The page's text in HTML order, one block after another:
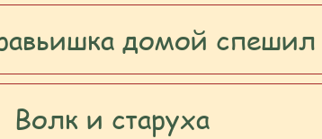
домой спешил
Волк и старуха